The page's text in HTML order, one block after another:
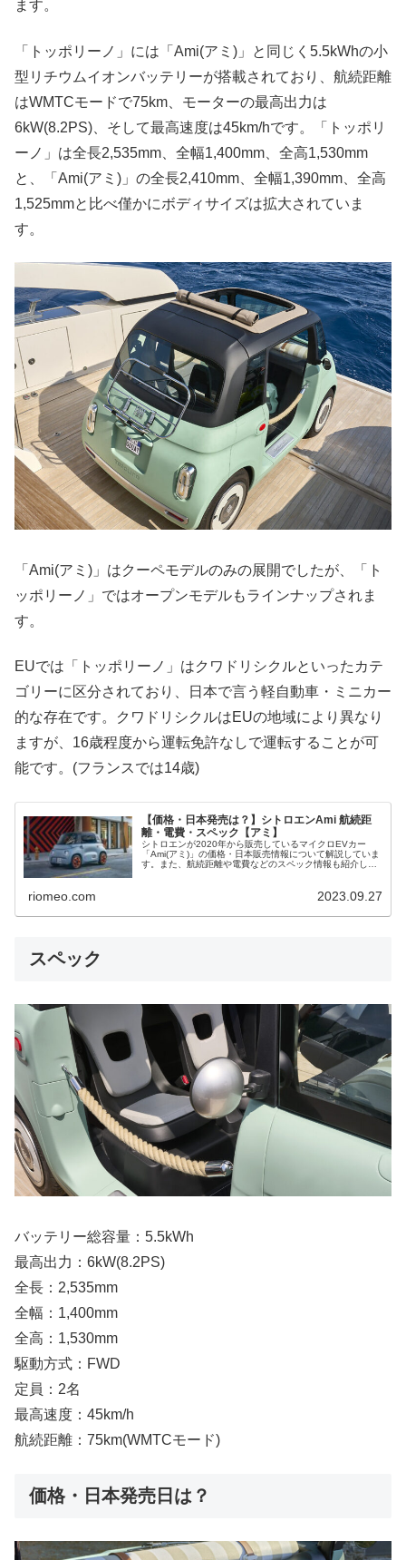
ます。
「トッポリーノ」には「Ami(アミ)」と同じく5.5kWhの小
型リチウムイオンバッテリーが搭載されており、航続距離
はWMTCモードで75km、モーターの最高出力は
6kW(8.2PS)、そして最高速度は45km/hです。「トッポリ
ーノ」は全長2,535mm、全幅1,400mm、全高1,530mm
と、「Ami(アミ)」の全長2,410mm、全幅1,390mm、全高
1,525mmと比べ僅かにボディサイズは拡大されていま
す。
「Ami(アミ)」はクーペモデルのみの展開でしたが、「ト
ッポリーノ」ではオープンモデルもラインナップされま
す。
EUでは「トッポリーノ」はクワドリシクルといったカテ
ゴリーに区分されており、日本で言う軽自動車・ミニカー
的な存在です。クワドリシクルはEUの地域により異なり
ますが、16歳程度から運転免許なしで運転することが可
能です。(フランスでは14歳)
【価格・日本発売は？】シトロエンAmi 航続距
離・電費・スペック【アミ】
シトロエンが2020年から販売しているマイクロEVカー
「Ami(アミ)」の価格・日本販売情報について解説していま
す。また、航続距離や電費などのスペック情報も紹介して
riomeo.com 2023.09.27
スペック
バッテリー総容量：5.5kWh
最高出力：6kW(8.2PS)
全長：2,535mm
全幅：1,400mm
全高：1,530mm
駆動方式：FWD
定員：2名
最高速度：45km/h
航続距離：75km(WMTCモード)
価格・日本発売日は？